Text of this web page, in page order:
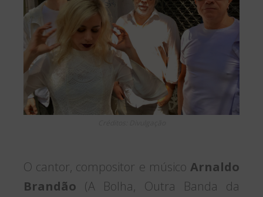
O cantor, compositor e músico Arnaldo
Brandão (A Bolha, Outra Banda da